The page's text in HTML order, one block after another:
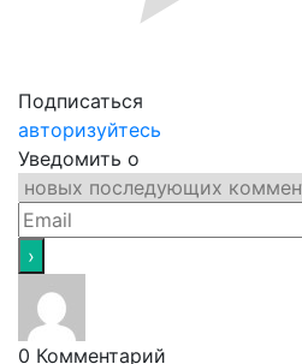
Подписаться
авторизуйтесь
Уведомить о
0 Комментарий